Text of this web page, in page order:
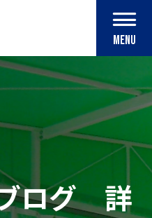
MENU
ログ 詳